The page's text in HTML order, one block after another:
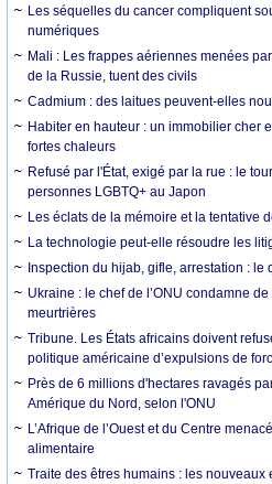
Les séquelles du cancer compliquent
numériques
Mali : Les frappes aériennes menées
de la Russie, tuent des civils
Cadmium : des laitues peuvent-elles
Habiter en hauteur : un immobilier cher
fortes chaleurs
Refusé par l'État, exigé par la rue : le
personnes LGBTQ+ au Japon
Les éclats de la mémoire et la tentative
La technologie peut-elle résoudre les
Inspection du hijab, gifle, arrestation :
Ukraine : le chef de l’ONU condamne
meurtrières
Tribune. Les États africains doivent
politique américaine d’expulsions de
Près de 6 millions d'hectares ravagés
Amérique du Nord, selon l'ONU
L’Afrique de l’Ouest et du Centre
alimentaire
Traite des êtres humains : les nouveaux